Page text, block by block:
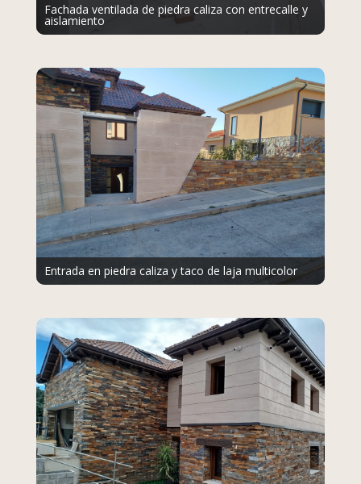
Fachada ventilada de piedra caliza con entrecalle y
aislamiento
Entrada en piedra caliza y taco de laja multicolor